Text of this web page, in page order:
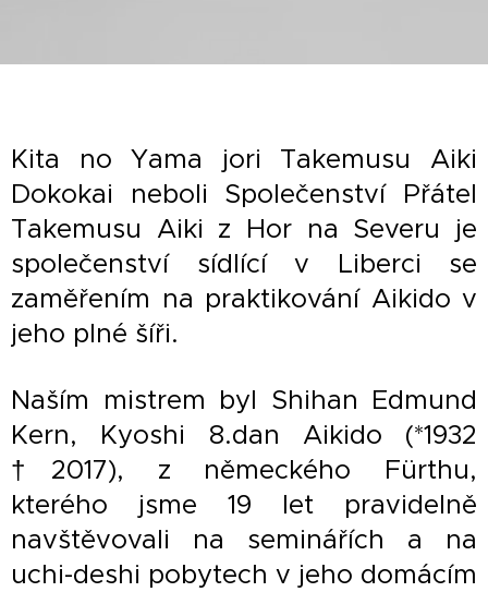
Kita no Yama jori Takemusu Aiki
Dokokai neboli Společenství Přátel
Takemusu Aiki z Hor na Severu je
společenství sídlící v Liberci se
zaměřením na praktikování Aikido v
jeho plné šíři.
Naším mistrem byl Shihan Edmund
Kern, Kyoshi 8.dan Aikido (*1932
†2017), z německého Fürthu,
kterého jsme 19 let pravidelně
navštěvovali na seminářích a na
uchi-deshi pobytech v jeho domácím